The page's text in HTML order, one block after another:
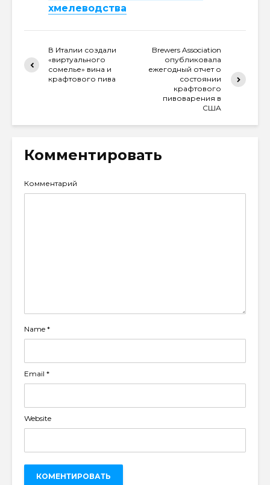
хмелеводства
В Италии создали
«виртуального
сомелье» вина и
крафтового пива
Brewers Association
опубликовала
ежегодный отчет о
состоянии
крафтового
пивоварения в
США
Комментировать
Комментарий
Name *
Email *
Website